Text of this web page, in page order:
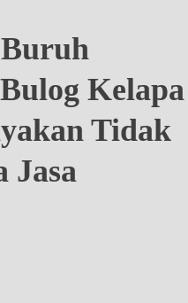
Kelapa
Tidak
Jasa